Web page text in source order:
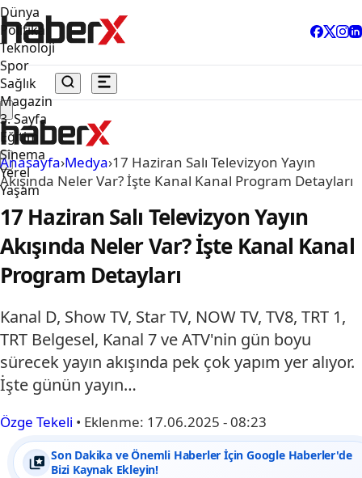
Dünya
Politika
Teknoloji
Spor
Sağlık
Magazin
3. Sayfa
Eğitim
Sinema
Yerel
Yaşam
Anasayfa›Medya›17 Haziran Salı Televizyon Yayın
Akışında Neler Var? İşte Kanal Kanal Program Detayları
17 Haziran Salı Televizyon Yayın
Akışında Neler Var? İşte Kanal Kanal
Program Detayları
Kanal D, Show TV, Star TV, NOW TV, TV8, TRT 1,
TRT Belgesel, Kanal 7 ve ATV'nin gün boyu
sürecek yayın akışında pek çok yapım yer alıyor.
İşte günün yayın…
Özge Tekeli • Eklenme: 17.06.2025 - 08:23
Son Dakika ve Önemli Haberler İçin Google Haberler'de
Bizi Kaynak Ekleyin!